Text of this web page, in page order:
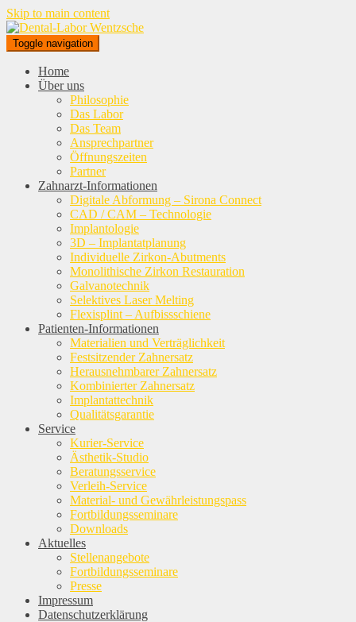
Skip to main content
Toggle navigation
Home
Über uns
Philosophie
Das Labor
Das Team
Ansprechpartner
Öffnungszeiten
Partner
Zahnarzt-Informationen
Digitale Abformung – Sirona Connect
CAD / CAM – Technologie
Implantologie
3D – Implantatplanung
Individuelle Zirkon-Abutments
Monolithische Zirkon Restauration
Galvanotechnik
Selektives Laser Melting
Flexisplint – Aufbissschiene
Patienten-Informationen
Materialien und Verträglichkeit
Festsitzender Zahnersatz
Herausnehmbarer Zahnersatz
Kombinierter Zahnersatz
Implantattechnik
Qualitätsgarantie
Service
Kurier-Service
Ästhetik-Studio
Beratungsservice
Verleih-Service
Material- und Gewährleistungspass
Fortbildungsseminare
Downloads
Aktuelles
Stellenangebote
Fortbildungsseminare
Presse
Impressum
Datenschutzerklärung